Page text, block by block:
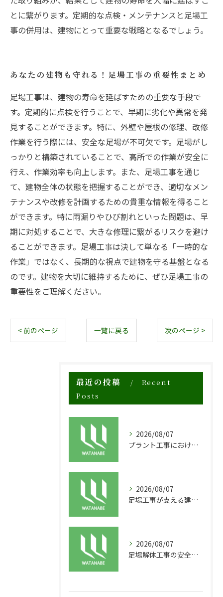
とに繋がります。定期的な点検・メンテナンスと足場工
事の併用は、建物にとって重要な戦略となるでしょう。
あなたの建物も守れる！足場工事の重要性まとめ
足場工事は、建物の寿命を延ばすための重要な手段で
す。定期的に点検を行うことで、早期に劣化や異常を発
見することができます。特に、外壁や屋根の修理、改修
作業を行う際には、安全な足場が不可欠です。足場がし
っかりと構築されていることで、高所での作業が安全に
行え、作業効率も向上します。また、足場工事を通じ
て、建物全体の状態を把握することができ、適切なメン
テナンスや改修を計画するための貴重な情報を得ること
ができます。特に雨漏りやひび割れといった問題は、早
期に対処することで、大きな修理に繋がるリスクを避け
ることができます。足場工事は決して単なる「一時的な
作業」ではなく、長期的な視点で建物を守る基盤となる
のです。建物を大切に維持するために、ぜひ足場工事の
重要性をご理解ください。
< 前のページ 一覧に戻る 次のページ >
最近の投稿
Recent
Posts
2026/08/07
プラント工事における足場工事の安全対策と施工の重要性
2026/08/07
足場工事が支える建物の長寿命化と外装塗装の重要性
2026/08/07
足場解体工事の安全性と効率化のポイント